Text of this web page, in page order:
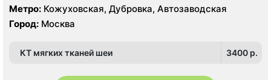
Метро: Кожуховская, Дубровка, Автозаводская
Город: Москва
КТ мягких тканей шеи 3400 p.